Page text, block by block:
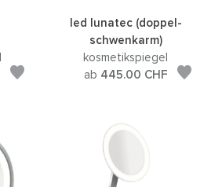
led lunatec (doppel-
schwenkarm)
kosmetikspiegel
ab 445.00 CHF